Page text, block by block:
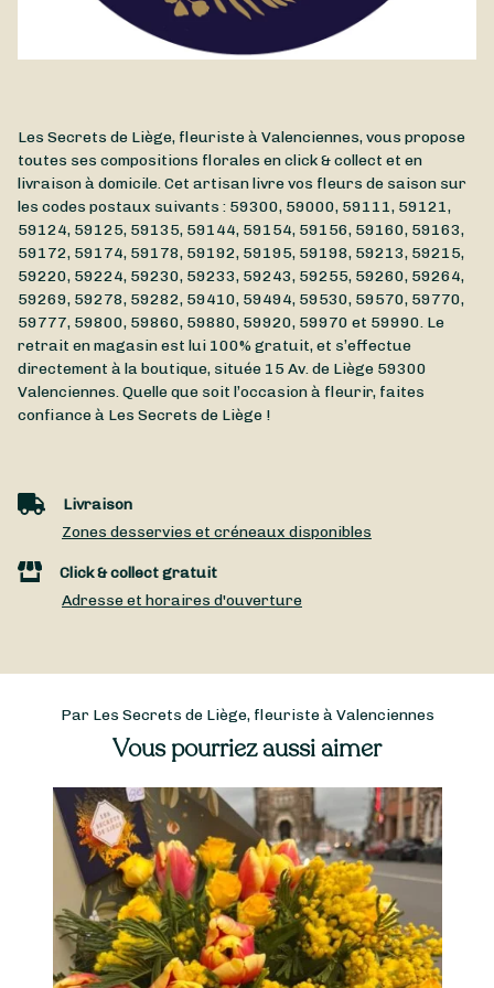
Les Secrets de Liège, fleuriste à Valenciennes, vous propose
toutes ses compositions florales en click & collect et en
livraison à domicile. Cet artisan livre vos fleurs de saison sur
les codes postaux suivants : 59300, 59000, 59111, 59121,
59124, 59125, 59135, 59144, 59154, 59156, 59160, 59163,
59172, 59174, 59178, 59192, 59195, 59198, 59213, 59215,
59220, 59224, 59230, 59233, 59243, 59255, 59260, 59264,
59269, 59278, 59282, 59410, 59494, 59530, 59570, 59770,
59777, 59800, 59860, 59880, 59920, 59970 et 59990. Le
retrait en magasin est lui 100% gratuit, et s’effectue
directement à la boutique, située 15 Av. de Liège 59300
Valenciennes. Quelle que soit l’occasion à fleurir, faites
confiance à Les Secrets de Liège !
Livraison
Zones desservies et créneaux disponibles
Click & collect gratuit
Adresse et horaires d'ouverture
Par Les Secrets de Liège, fleuriste à Valenciennes
Vous pourriez aussi aimer